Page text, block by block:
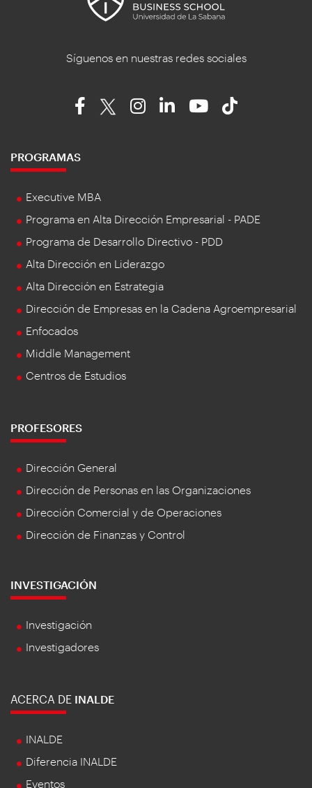
Síguenos en nuestras redes sociales
PROGRAMAS
Executive MBA
Programa en Alta Dirección Empresarial - PADE
Programa de Desarrollo Directivo - PDD
Alta Dirección en Liderazgo
Alta Dirección en Estrategia
Dirección de Empresas en la Cadena Agroempresarial
Enfocados
Middle Management
Centros de Estudios
PROFESORES
Dirección General
Dirección de Personas en las Organizaciones
Dirección Comercial y de Operaciones
Dirección de Finanzas y Control
INVESTIGACIÓN
Investigación
Investigadores
ACERCA DE INALDE
INALDE
Diferencia INALDE
Eventos